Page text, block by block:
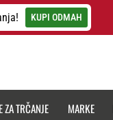
KUPI ODMAH
ZA TRČANJE MARKE